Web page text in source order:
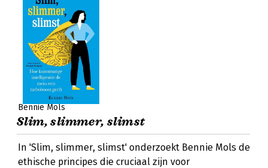
Bennie Mols
Slim, slimmer, slimst
In 'Slim, slimmer, slimst' onderzoekt Bennie Mols de
ethische principes die cruciaal zijn voor